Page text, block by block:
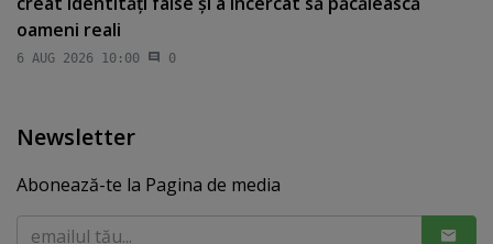
oameni reali
6 AUG 2026 10:00 0
Newsletter
Abonează-te la Pagina de media